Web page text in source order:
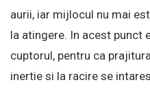
aurii, iar mijlocul nu mai
la atingere. In acest punct
cuptorul, pentru ca
inertie si la racire se